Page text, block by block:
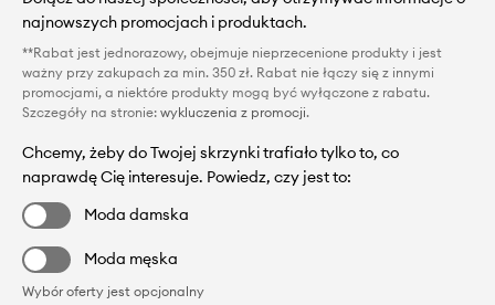
najnowszych promocjach i produktach.
**Rabat jest jednorazowy, obejmuje nieprzecenione produkty i jest
ważny przy zakupach za min. 350 zł. Rabat nie łączy się z innymi
promocjami, a niektóre produkty mogą być wyłączone z rabatu.
Szczegóły na stronie: wykluczenia z promocji.
Chcemy, żeby do Twojej skrzynki trafiało tylko to, co
naprawdę Cię interesuje. Powiedz, czy jest to:
Moda damska
Moda męska
Wybór oferty jest opcjonalny